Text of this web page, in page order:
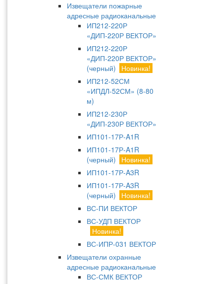
Извещатели пожарные
адресные радиоканальные
ИП212-220Р
«ДИП-220Р ВЕКТОР»
ИП212-220Р
«ДИП-220Р ВЕКТОР»
(черный)
Новинка!
ИП212-52СМ
«ИПДЛ-52СМ» (8-80
м)
ИП212-230Р
«ДИП-230Р ВЕКТОР»
ИП101-17Р-A1R
ИП101-17Р-A1R
(черный)
Новинка!
ИП101-17Р-A3R
ИП101-17Р-A3R
(черный)
Новинка!
ВС-ПИ ВЕКТОР
ВС-УДП ВЕКТОР
Новинка!
ВС-ИПР-031 ВЕКТОР
Извещатели охранные
адресные радиоканальные
ВС-СМК ВЕКТОР